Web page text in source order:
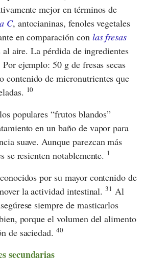
mejor en términos de
C, antocianinas, fenoles vegetales
en comparación con las fresas
aire. La pérdida de ingredientes
ejemplo: 50 g de fresas secas
contenido de micronutrientes que
10
populares “frutos blandos”
en un baño de vapor para
suave. Aunque parezcan más
se resienten notablemente. 1
por su mayor contenido de
la actividad intestinal.31 Al
siempre de masticarlos
porque el volumen del alimento
de saciedad.40
secundarias